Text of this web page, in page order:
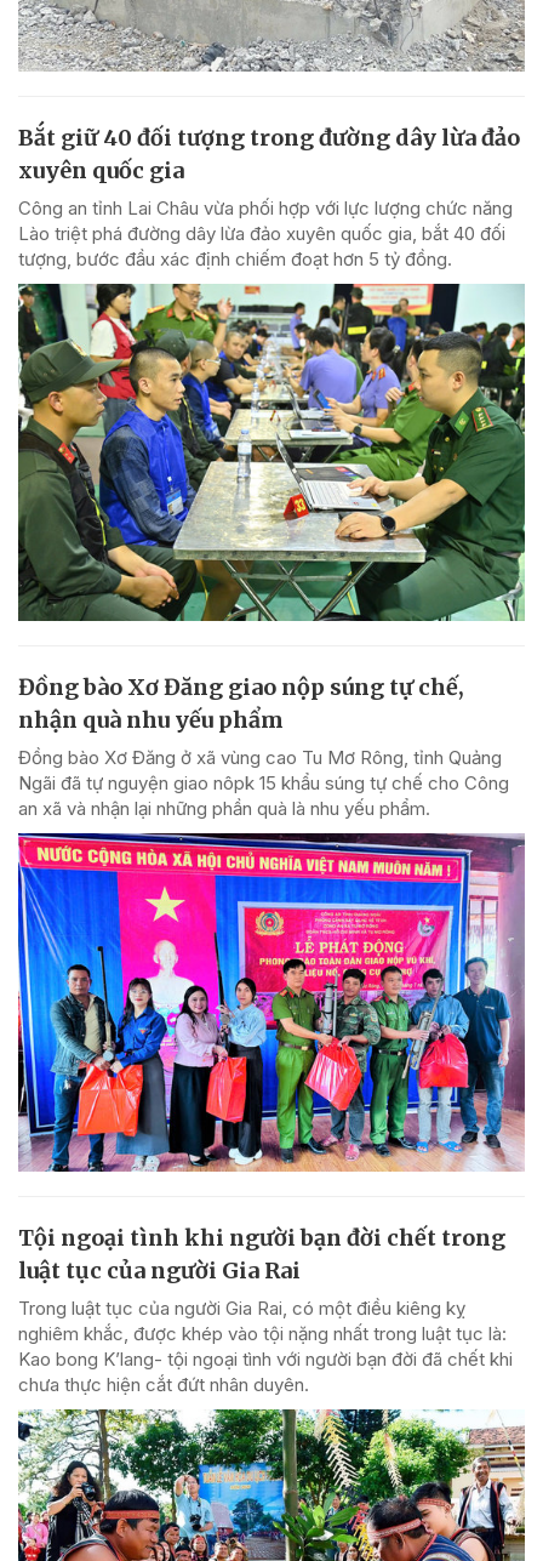
Bắt giữ 40 đối tượng trong đường dây lừa đảo
xuyên quốc gia
Công an tỉnh Lai Châu vừa phối hợp với lực lượng chức năng
Lào triệt phá đường dây lừa đảo xuyên quốc gia, bắt 40 đối
tượng, bước đầu xác định chiếm đoạt hơn 5 tỷ đồng.
Đồng bào Xơ Đăng giao nộp súng tự chế,
nhận quà nhu yếu phẩm
Đồng bào Xơ Đăng ở xã vùng cao Tu Mơ Rông, tỉnh Quảng
Ngãi đã tự nguyện giao nôpk 15 khẩu súng tự chế cho Công
an xã và nhận lại những phần quà là nhu yếu phẩm.
Tội ngoại tình khi người bạn đời chết trong
luật tục của người Gia Rai
Trong luật tục của người Gia Rai, có một điều kiêng kỵ
nghiêm khắc, được khép vào tội nặng nhất trong luật tục là:
Kao bong K’lang- tội ngoại tình với người bạn đời đã chết khi
chưa thực hiện cắt đứt nhân duyên.